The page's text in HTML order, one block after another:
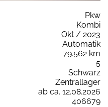
Pkw
Kombi
Okt / 2023
Automatik
79.562 km
5
Schwarz
Zentrallager
ab ca. 12.08.2026
406679